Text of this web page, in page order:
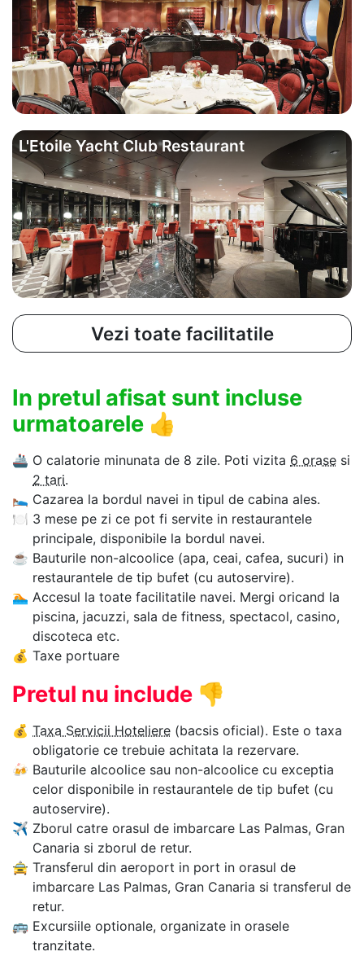
L'Etoile Yacht Club Restaurant
Vezi toate facilitatile
In pretul afisat sunt incluse
urmatoarele 👍
🚢 O calatorie minunata de 8 zile. Poti vizita 6 orase si
2 tari.
🛌 Cazarea la bordul navei in tipul de cabina ales.
🍽 3 mese pe zi ce pot fi servite in restaurantele
principale, disponibile la bordul navei.
☕ Bauturile non-alcoolice (apa, ceai, cafea, sucuri) in
restaurantele de tip bufet (cu autoservire).
🏊‍ Accesul la toate facilitatile navei. Mergi oricand la
piscina, jacuzzi, sala de fitness, spectacol, casino,
discoteca etc.
💰 Taxe portuare
Pretul nu include 👎
💰 Taxa Servicii Hoteliere (bacsis oficial). Este o taxa
obligatorie ce trebuie achitata la rezervare.
🍻 Bauturile alcoolice sau non-alcoolice cu exceptia
celor disponibile in restaurantele de tip bufet (cu
autoservire).
✈ Zborul catre orasul de imbarcare Las Palmas, Gran
Canaria si zborul de retur.
🚖 Transferul din aeroport in port in orasul de
imbarcare Las Palmas, Gran Canaria si transferul de
retur.
🚌 Excursiile optionale, organizate in orasele
tranzitate.